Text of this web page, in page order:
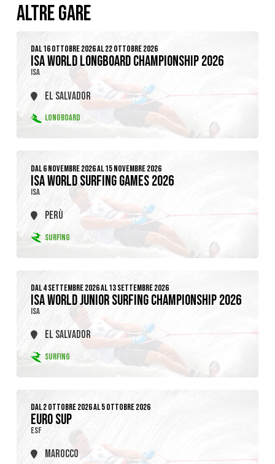
ALTRE GARE
DAL 16 OTTOBRE 2026 AL 22 OTTOBRE 2026
ISA WORLD LONGBOARD CHAMPIONSHIP 2026
ISA
EL SALVADOR
LONGBOARD
DAL 6 NOVEMBRE 2026 AL 15 NOVEMBRE 2026
ISA WORLD SURFING GAMES 2026
ISA
PERÙ
SURFING
DAL 4 SETTEMBRE 2026 AL 13 SETTEMBRE 2026
ISA WORLD JUNIOR SURFING CHAMPIONSHIP 2026
ISA
EL SALVADOR
SURFING
DAL 2 OTTOBRE 2026 AL 5 OTTOBRE 2026
EURO SUP
ESF
MAROCCO